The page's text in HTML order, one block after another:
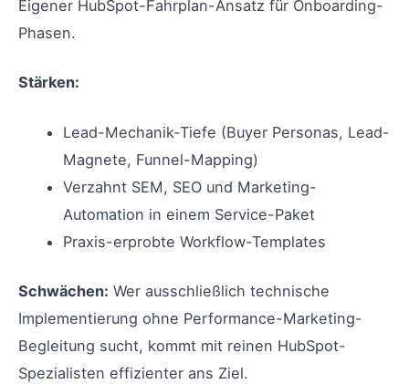
Eigener HubSpot-Fahrplan-Ansatz für Onboarding-
Phasen.
Stärken:
Lead-Mechanik-Tiefe (Buyer Personas, Lead-
Magnete, Funnel-Mapping)
Verzahnt SEM, SEO und Marketing-
Automation in einem Service-Paket
Praxis-erprobte Workflow-Templates
Schwächen: Wer ausschließlich technische
Implementierung ohne Performance-Marketing-
Begleitung sucht, kommt mit reinen HubSpot-
Spezialisten effizienter ans Ziel.